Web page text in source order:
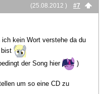
(25.08.2012 )
#7
kein Wort verstehe da du
der Song hier
)
um so eine CD zu